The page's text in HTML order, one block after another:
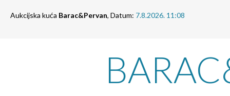
Aukcijska kuća Barac&Pervan, Datum: 7.8.2026. 11:08